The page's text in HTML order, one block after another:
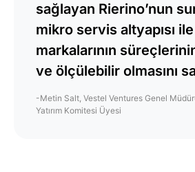
sağlayan Rierino’nun
mikro servis altyapısı
markalarının
ve ölçülebilir olmasını
-Metin Salt, Vestel Ventures Genel
Yatırım Komitesi Üyesi